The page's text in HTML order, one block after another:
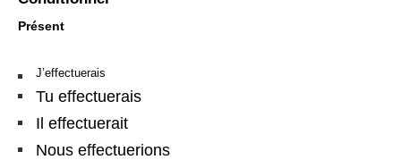
Présent
J’effectuerais
Tu effectuerais
Il effectuerait
Nous effectuerions